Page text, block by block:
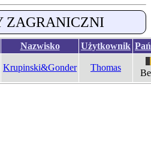
ZAGRANICZNI
Nazwisko Użytkownik
Krupinski&Gonder Thomas